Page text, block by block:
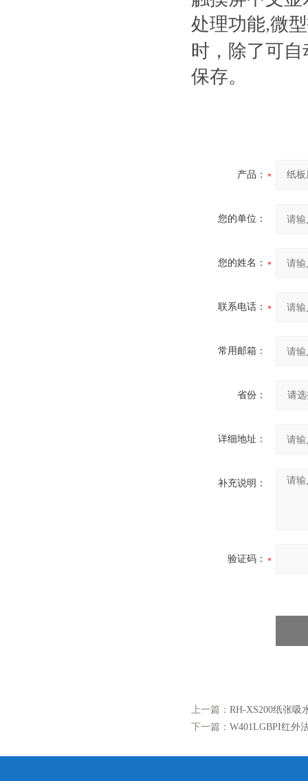
处理功能,微
时，除了可
保存。
产品：
您的单位：
您的姓名：
联系电话：
常用邮箱：
省份：
详细地址：
补充说明：
验证码：
上一篇： RH-XS200纸张吸
下一篇： W401LGBPI红外